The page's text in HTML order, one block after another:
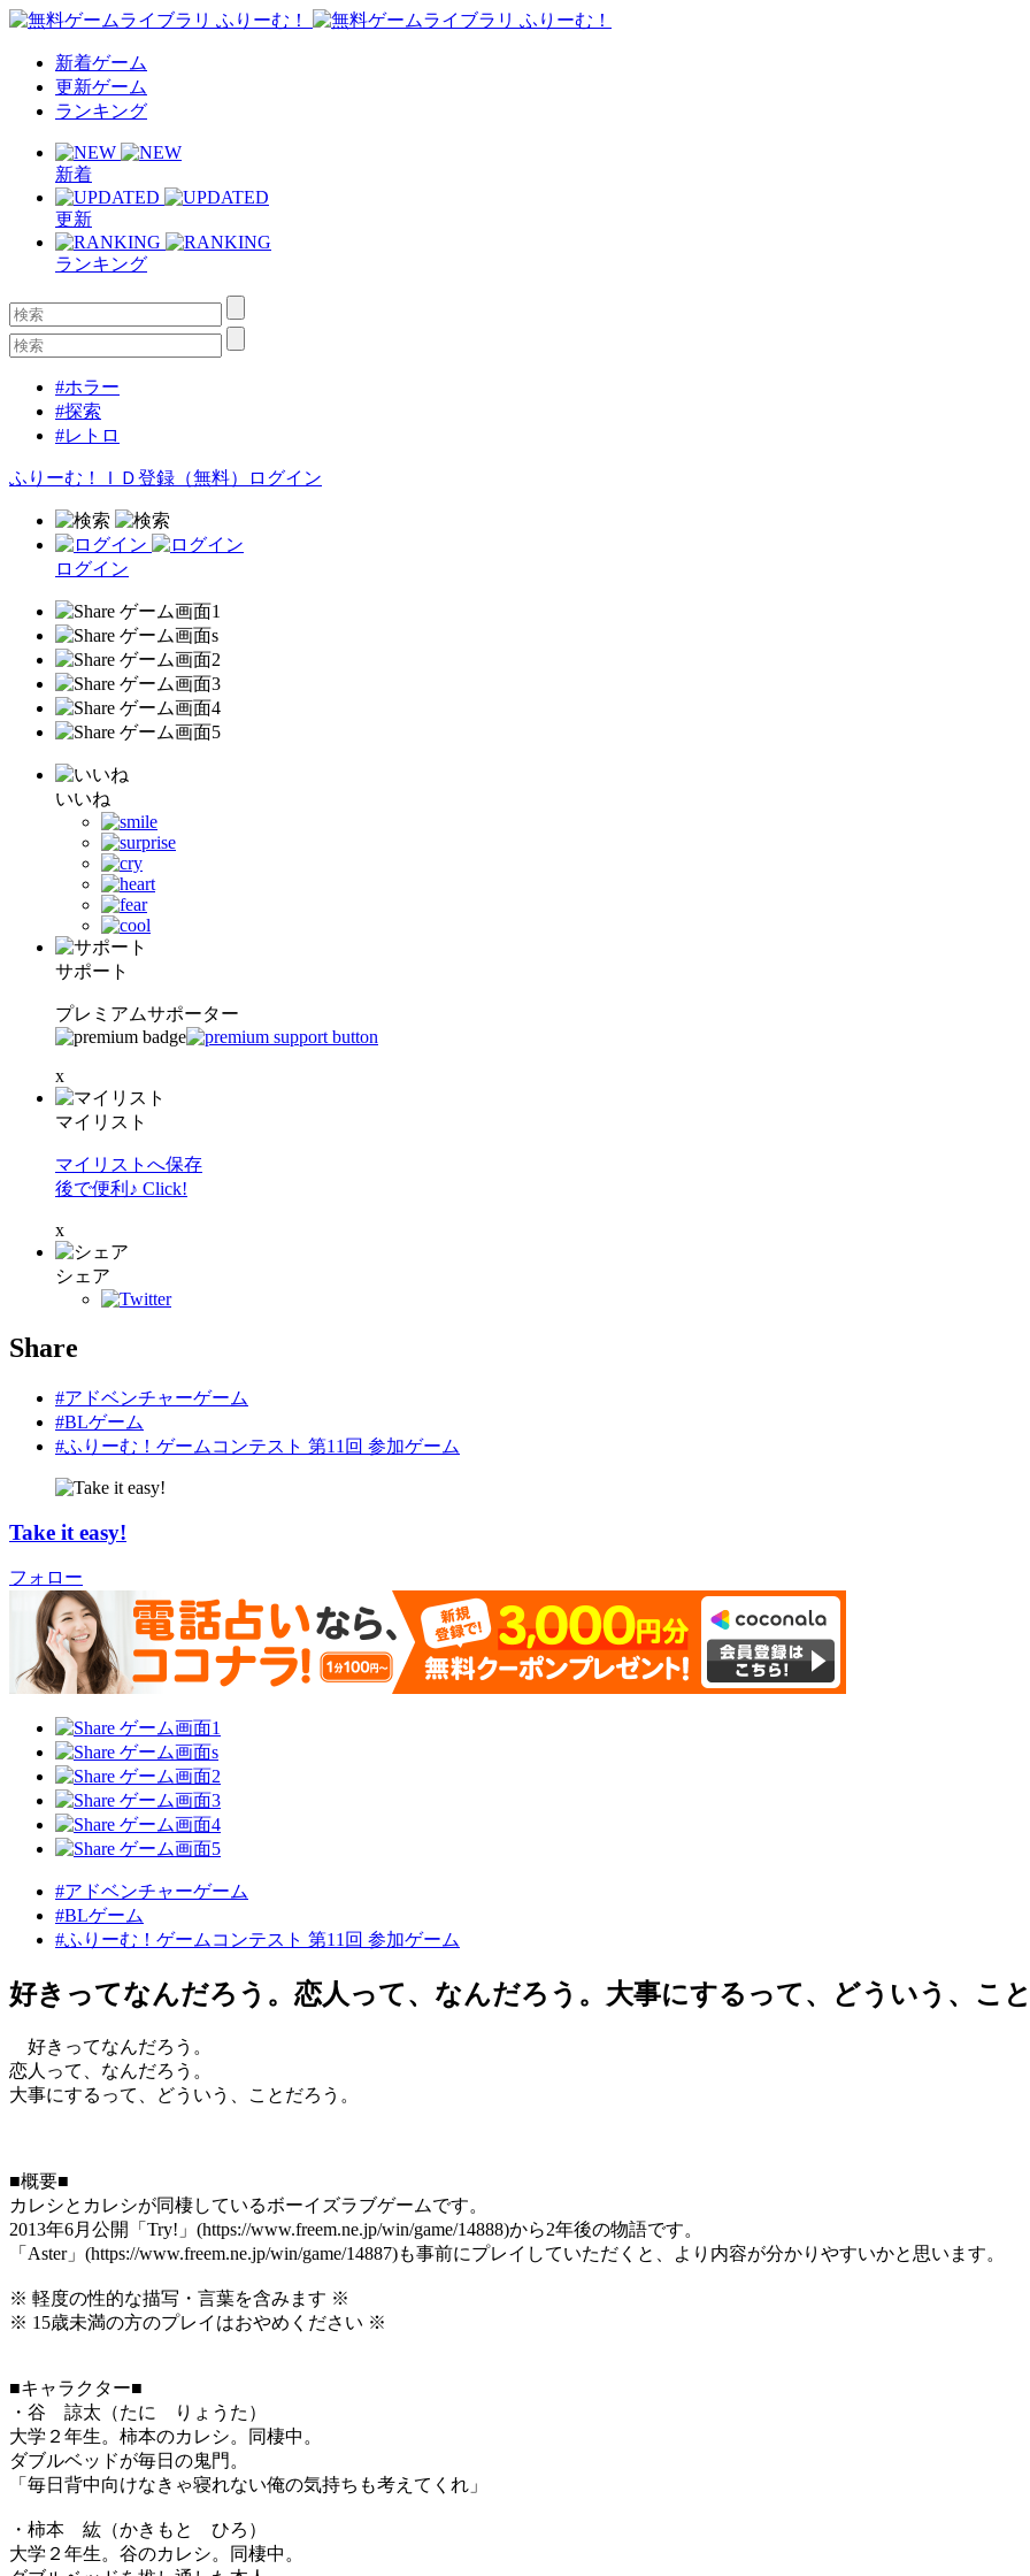
新着ゲーム
更新ゲーム
ランキング
新着
更新
ランキング
#ホラー
#探索
#レトロ
ふりーむ！ＩＤ登録（無料） ログイン
ログイン
いいね
サポート
プレミアムサポーター
x
マイリスト
マイリストへ保存
後で便利♪ Click!
x
シェア
Share
#アドベンチャーゲーム
#BLゲーム
#ふりーむ！ゲームコンテスト 第11回 参加ゲーム
Take it easy!
フォロー
#アドベンチャーゲーム
#BLゲーム
#ふりーむ！ゲームコンテスト 第11回 参加ゲーム
好きってなんだろう。恋人って、なんだろう。大事にするって、どういう、こと
好きってなんだろう。
恋人って、なんだろう。
大事にするって、どういう、ことだろう。
■概要■
カレシとカレシが同棲しているボーイズラブゲームです。
2013年6月公開「Try!」(https://www.freem.ne.jp/win/game/14888)から2年後の物語です。
「Aster」(https://www.freem.ne.jp/win/game/14887)も事前にプレイしていただくと、より内容が分かりやすいかと思います。
※ 軽度の性的な描写・言葉を含みます ※
※ 15歳未満の方のプレイはおやめください ※
■キャラクター■
・谷 諒太（たに りょうた）
大学２年生。柿本のカレシ。同棲中。
ダブルベッドが毎日の鬼門。
「毎日背中向けなきゃ寝れない俺の気持ちも考えてくれ」
・柿本 紘（かきもと ひろ）
大学２年生。谷のカレシ。同棲中。